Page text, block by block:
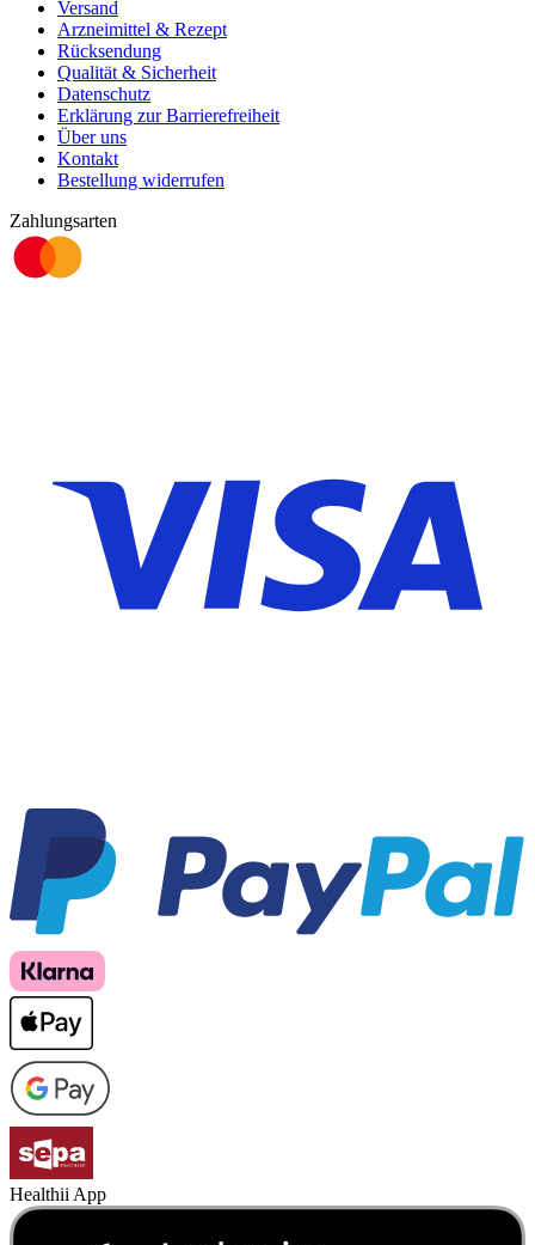
Versand
Arzneimittel & Rezept
Rücksendung
Qualität & Sicherheit
Datenschutz
Erklärung zur Barrierefreiheit
Über uns
Kontakt
Bestellung widerrufen
Zahlungsarten
Healthii App